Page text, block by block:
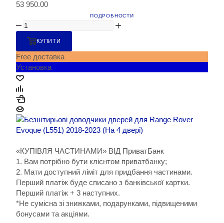
53 950.00
ПОДРОБНОСТИ
КУПИТИ
Free доставка
Установка
«КУПІВЛЯ ЧАСТИНАМИ» ВІД ПриватБанк
1. Вам потрібно бути клієнтом приватбанку;
2. Мати доступний ліміт для придбання частинами.
Перший платіж буде списано з банківської картки.
Перший платіж + 3 наступних.
*Не сумісна зі знижками, подарунками, підвищеними
бонусами та акціями.